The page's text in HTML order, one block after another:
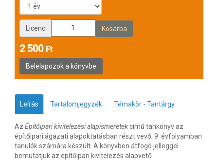
Licenc
2 500 Ft
Leírás Tartalomjegyzék Témakör - Tantárgy
Az Építőipari kivitelezési alapismeretekcímű tankönyv az
építőipari ágazati alapoktatásban részt vevő, 9. évfolyamban
tanulók számára készült. A könyvben átfogó jelleggel
bemutatjuk az építőipari kivitelezés alapvető